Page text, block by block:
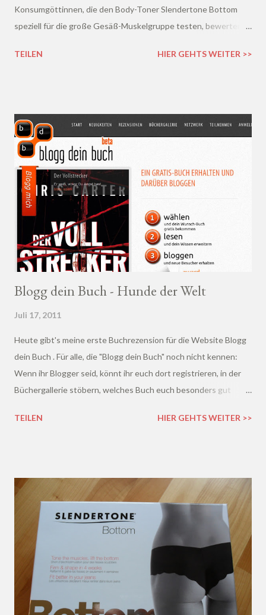
Konsumgöttinnen, die den Body-Toner Slendertone Bottom
speziell für die große Gesäß-Muskelgruppe testen, bewerten
Ich???! Einfach genial!!! :) Und ein paar Tage später durfte ich
TEILEN HIER GEHTS WEITER >>
Blogg dein Buch - Hunde der Welt
Juli 17, 2011
Heute gibt's meine erste Buchrezension für die Website Blogg
dein Buch . Für alle, die "Blogg dein Buch" noch nicht kennen:
Wenn ihr Blogger seid, könnt ihr euch dort registrieren, in der
Büchergallerie stöbern, welches Buch euch besonders gut
bekommt ihr das Buch anschließend kostenlos zur Verfügung
TEILEN HIER GEHTS WEITER >>